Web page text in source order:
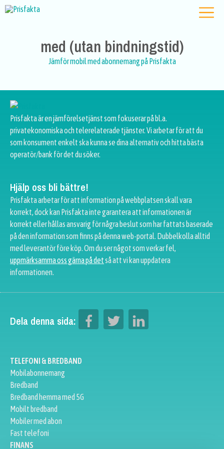
med (utan bindningstid)
Jämför mobil med abonnemang på Prisfakta
Prisfakta är en jämförelsetjänst som fokuserar på bl.a.
privatekonomiska och telerelaterade tjänster. Vi arbetar för att du
som konsument enkelt ska kunna se dina alternativ och hitta bästa
operatör/bank för det du söker.
Hjälp oss bli bättre!
Prisfakta arbetar för att information på webbplatsen skall vara
korrekt, dock kan Prisfakta inte garantera att informationen är
korrekt eller hållas ansvarig för några beslut som har fattats baserade
på den information som finns på denna web-portal. Dubbelkolla alltid
med leverantör före köp. Om du ser något som verkar fel,
uppmärksamma oss gärna på detså att vi kan uppdatera
informationen.
Dela denna sida:
TELEFONI & BREDBAND
Mobilabonnemang
Bredband
Bredband hemma med 5G
Mobilt bredband
Mobiler med abon
Fast telefoni
FINANS